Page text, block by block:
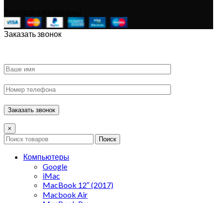
Заказать звонок
×
Поиск
Компьютеры
Google
iMac
MacBook 12″ (2017)
Macbook Air